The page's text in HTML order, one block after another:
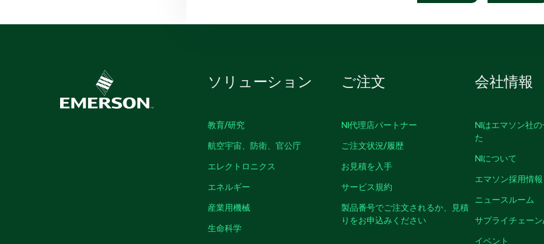
ソリューション
教育/研究
航空宇宙、防衛、官公庁
エレクトロニクス
エネルギー
産業用機械
生命科学
ご注文
NI代理店パートナー
ご注文状況/履歴
お見積を入手
サービス規約
製品番号でご注文されるか、見積
りをお申込みください
会社情報
NIはエマソン社
た
NIについて
エマソン採用情報
ニュースルーム
サプライチェー
イベント